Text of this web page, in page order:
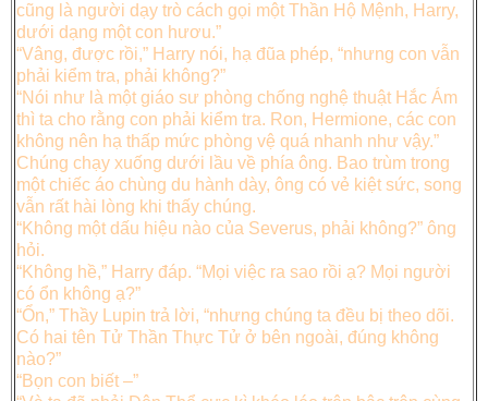
cũng là người dạy trò cách gọi một Thần Hộ Mệnh, Harry,
dưới dạng một con hươu.”
“Vâng, được rồi,” Harry nói, hạ đũa phép, “nhưng con vẫn
phải kiểm tra, phải không?”
“Nói như là một giáo sư phòng chống nghệ thuật Hắc Ám
thì ta cho rằng con phải kiểm tra. Ron, Hermione, các con
không nên hạ thấp mức phòng vệ quá nhanh như vậy.”
Chúng chạy xuống dưới lầu về phía ông. Bao trùm trong
một chiếc áo chùng du hành dày, ông có vẻ kiệt sức, song
vẫn rất hài lòng khi thấy chúng.
“Không một dấu hiệu nào của Severus, phải không?” ông
hỏi.
“Không hề,” Harry đáp. “Mọi việc ra sao rồi ạ? Mọi người
có ổn không ạ?”
“Ổn,” Thầy Lupin trả lời, “nhưng chúng ta đều bị theo dõi.
Có hai tên Tử Thần Thực Tử ở bên ngoài, đúng không
nào?”
“Bọn con biết –”